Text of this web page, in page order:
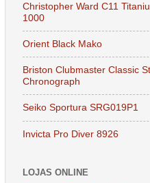
Christopher Ward C11
1000
Orient Black Mako
Briston Clubmaster Classic
Chronograph
Seiko Sportura SRG019P1
Invicta Pro Diver 8926
LOJAS ONLINE